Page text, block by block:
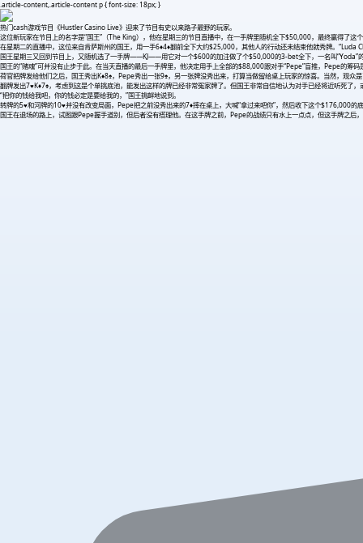
.article-content,.article-content p { font-size: 18px; }
热门cash游戏节目《Hustler Casino Live》迎来了节目有史以来路子最野的玩家。
这位新玩家在节目上的名字是“国王”（The King），他在星期三的节目直播中，在一手牌里随机全下$50,000，最终赢得了这
在星期二的直播中，这位来自肯萨斯州的国王，用一手6♦4♦翻前全下大约$25,000，其他人的行动还未结束他就秀牌。
国王星期三又回到节目上，又随机选了一手牌——KJ——用它对一个$600的加注做了个$50,000的3-bet全下，一名叫“Yoda”
国王的“赌魂”可并没有止步于此。在当天直播的最后一手牌里，他决定用手上全部的$88,000跟对手“Pepe”盲推，Pepe的筹码
荷官把牌发给他们之后，国王秀出K♦8♠，Pepe秀出一张9♠，另一张牌没秀出来，打算当做留给桌上玩家的惊喜。当然，观众
翻牌发出7♥K♦7♠，考虑到这是个单挑底池，能发出这样的牌已经非常冤家牌了。但国王非常自信地认为对手已经将近听死了，
“把你的钱给我吧，你的钱必定是要给我的，”国王挑衅地说到。
转牌的5♥和河牌的10♥并没有改变局面，Pepe把之前没秀出来的7♦摔在桌上，大喊“拿过来吧你”，然后收下这个$176,000
国王在退场的路上，试图跟Pepe握手道别，但后者没有搭理他。在这手牌之前，Pepe的战绩只有水上一点点，但这手牌之后